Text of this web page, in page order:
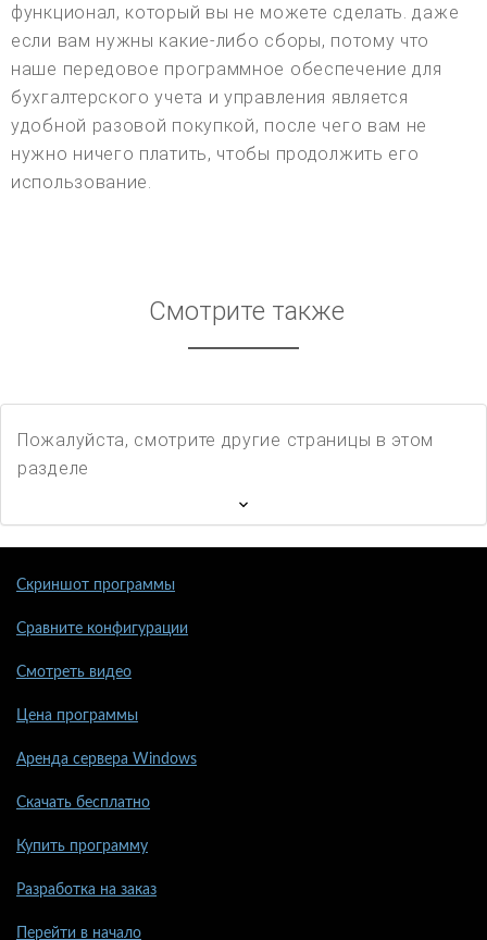
функционал, который вы не можете сделать. даже
если вам нужны какие-либо сборы, потому что
наше передовое программное обеспечение для
бухгалтерского учета и управления является
удобной разовой покупкой, после чего вам не
нужно ничего платить, чтобы продолжить его
использование.
Смотрите также
Пожалуйста, смотрите другие страницы в этом
разделе
Скриншот программы
Сравните конфигурации
Смотреть видео
Цена программы
Аренда сервера Windows
Скачать бесплатно
Купить программу
Разработка на заказ
Перейти в начало